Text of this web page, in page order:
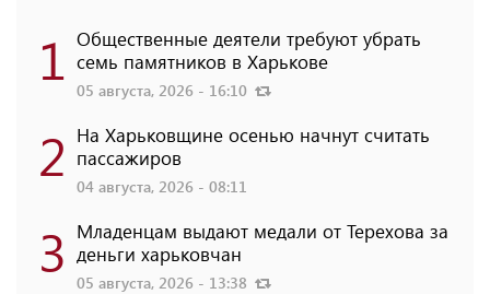
1 Общественные деятели требуют убрать
семь памятников в Харькове
05 августа, 2026 - 16:10
2 На Харьковщине осенью начнут считать
пассажиров
04 августа, 2026 - 08:11
3 Младенцам выдают медали от Терехова за
деньги харьковчан
05 августа, 2026 - 13:38